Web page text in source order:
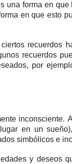
una forma en que
en que esto
recuerdos
recuerdos
por
inconsciente.
en un
simbólicos e
y deseos